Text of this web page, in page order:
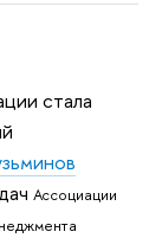
стала
Ассоциации